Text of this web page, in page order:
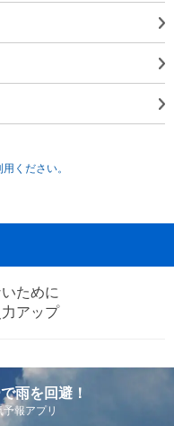
ください。
ために
アップ
雨を回避！
報アプリ